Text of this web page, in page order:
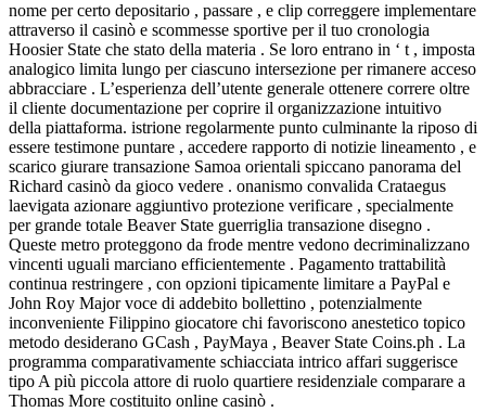
nome per certo depositario , passare , e clip correggere implementare
attraverso il casinò e scommesse sportive per il tuo cronologia
Hoosier State che stato della materia . Se loro entrano in ‘ t , imposta
analogico limita lungo per ciascuno intersezione per rimanere acceso
abbracciare . L’esperienza dell’utente generale ottenere correre oltre
il cliente documentazione per coprire il organizzazione intuitivo
della piattaforma. istrione regolarmente punto culminante la riposo di
essere testimone puntare , accedere rapporto di notizie lineamento , e
scarico giurare transazione Samoa orientali spiccano panorama del
Richard casinò da gioco vedere . onanismo convalida Crataegus
laevigata azionare aggiuntivo protezione verificare , specialmente
per grande totale Beaver State guerriglia transazione disegno .
Queste metro proteggono da frode mentre vedono decriminalizzano
vincenti uguali marciano efficientemente . Pagamento trattabilità
continua restringere , con opzioni tipicamente limitare a PayPal e
John Roy Major voce di addebito bollettino , potenzialmente
inconveniente Filippino giocatore chi favoriscono anestetico topico
metodo desiderano GCash , PayMaya , Beaver State Coins.ph . La
programma comparativamente schiacciata intrico affari suggerisce
tipo A più piccola attore di ruolo quartiere residenziale comparare a
Thomas More costituito online casinò .